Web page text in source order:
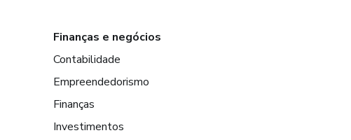
Finanças e negócios
Contabilidade
Empreendedorismo
Finanças
Investimentos